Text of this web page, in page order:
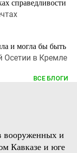
справедливости
и могла бы быть
Осетии в Кремле
ВСЕ БЛОГИ
вооруженных и
Кавказе и юге